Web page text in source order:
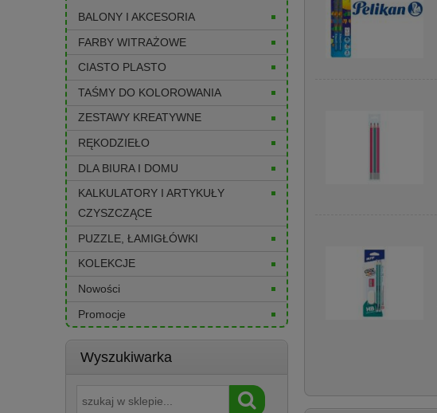
BALONY I AKCESORIA
FARBY WITRAŻOWE
CIASTO PLASTO
TAŚMY DO KOLOROWANIA
ZESTAWY KREATYWNE
RĘKODZIEŁO
DLA BIURA I DOMU
KALKULATORY I ARTYKUŁY
CZYSZCZĄCE
PUZZLE, ŁAMIGŁÓWKI
KOLEKCJE
Nowości
Promocje
Wyszukiwarka